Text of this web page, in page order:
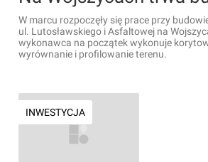
W marcu rozpoczęły się prace przy
ul. Lutosławskiego i Asfaltowej na
wykonawca na początek wykonuje
wyrównanie i profilowanie terenu.
INWESTYCJA